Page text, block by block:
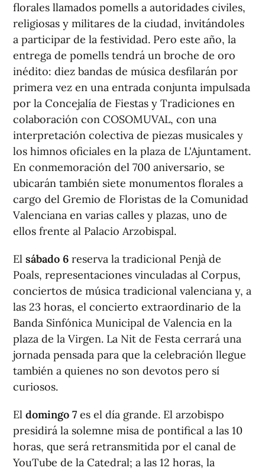
florales llamados pomells a autoridades civiles,
religiosas y militares de la ciudad, invitándoles
a participar de la festividad. Pero este año, la
entrega de pomells tendrá un broche de oro
inédito: diez bandas de música desfilarán por
primera vez en una entrada conjunta impulsada
por la Concejalía de Fiestas y Tradiciones en
colaboración con COSOMUVAL, con una
interpretación colectiva de piezas musicales y
los himnos oficiales en la plaza de L'Ajuntament.
En conmemoración del 700 aniversario, se
ubicarán también siete monumentos florales a
cargo del Gremio de Floristas de la Comunidad
Valenciana en varias calles y plazas, uno de
ellos frente al Palacio Arzobispal.
El sábado 6 reserva la tradicional Penjà de
Poals, representaciones vinculadas al Corpus,
conciertos de música tradicional valenciana y, a
las 23 horas, el concierto extraordinario de la
Banda Sinfónica Municipal de Valencia en la
plaza de la Virgen. La Nit de Festa cerrará una
jornada pensada para que la celebración llegue
también a quienes no son devotos pero sí
curiosos.
El domingo 7 es el día grande. El arzobispo
presidirá la solemne misa de pontifical a las 10
horas, que será retransmitida por el canal de
YouTube de la Catedral; a las 12 horas, la